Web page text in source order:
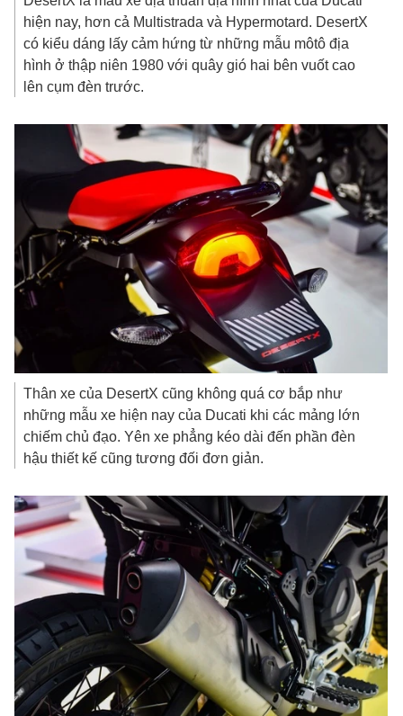
hiện nay, hơn cả Multistrada và Hypermotard. DesertX
có kiểu dáng lấy cảm hứng từ những mẫu môtô địa
hình ở thập niên 1980 với quây gió hai bên vuốt cao
lên cụm đèn trước.
Thân xe của DesertX cũng không quá cơ bắp như
những mẫu xe hiện nay của Ducati khi các mảng lớn
chiếm chủ đạo. Yên xe phẳng kéo dài đến phần đèn
hậu thiết kế cũng tương đối đơn giản.